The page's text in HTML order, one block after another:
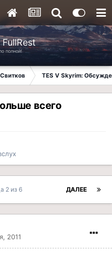
полной!
TES V Skyrim:
всего
ДАЛЕЕ
2 из 6
2011